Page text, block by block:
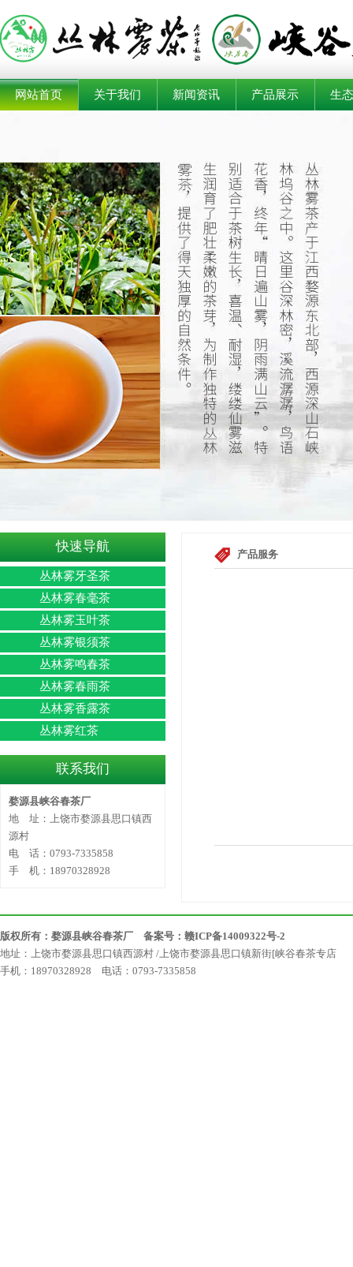
网站首页 关于我们 新闻资讯 产品展示 生
快速导航
丛林雾牙圣茶
丛林雾春毫茶
丛林雾玉叶茶
丛林雾银须茶
丛林雾鸣春茶
丛林雾春雨茶
丛林雾香露茶
丛林雾红茶
联系我们
婺源县峡谷春茶厂
地 址：上饶市婺源县思口镇西
源村
电 话：0793-7335858
手 机：18970328928
产品服务
版权所有：婺源县峡谷春茶厂 备案号： 赣ICP备14009322号-2
地址：上饶市婺源县思口镇西源村 /上饶市婺源县思口镇新街[峡谷春茶专店
手机：18970328928 电话：0793-7335858